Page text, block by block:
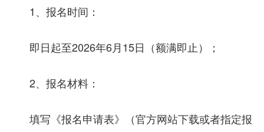
1、报名时间：
即日起至2026年6月15日（额满即止）；
2、报名材料：
填写《报名申请表》（官方网站下载或者指定报